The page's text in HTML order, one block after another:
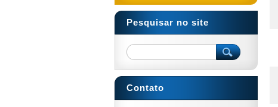
Pesquisar no site
Contato